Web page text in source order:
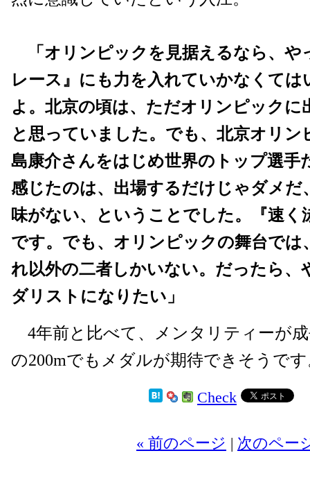
「オリンピックを見据えるなら、や
レース』にも力を入れていかなくては
よ。北京の頃は、ただオリンピックに
と思っていました。でも、北京オリン
島康介さんをはじめ世界のトップ選手
感じたのは、出場するだけじゃダメだ
味がない、ということでした。『速く
です。でも、オリンピックの舞台では
れ以外の二者しかいない。だったら、
ダリストになりたい」
4年前と比べて、メンタリティーが
の200mでもメダルが期待できそうで
Check
« 前のページ | 次のペー